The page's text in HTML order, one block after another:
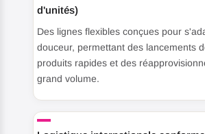
d'unités)
Des lignes flexibles conçues pour
douceur, permettant des lancements
produits rapides et des
grand volume.